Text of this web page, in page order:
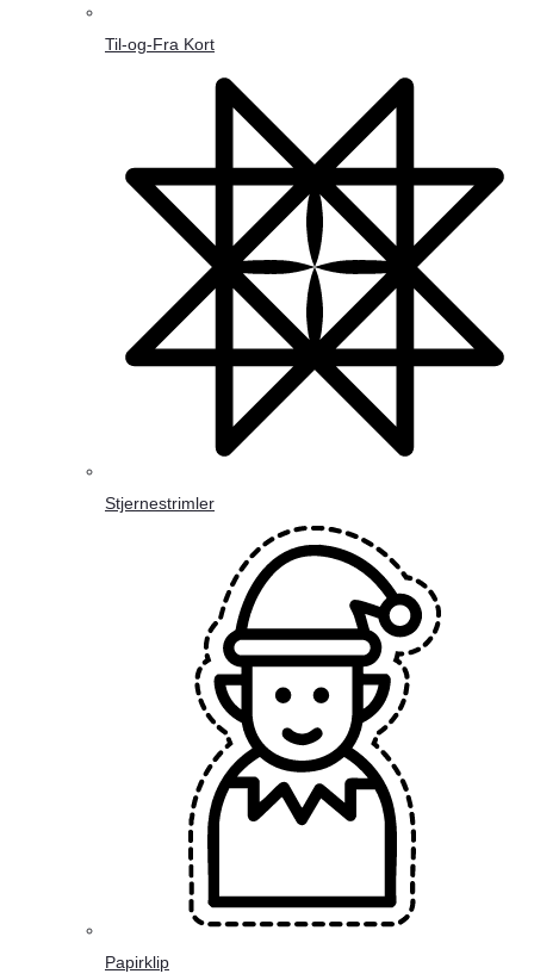
Til-og-Fra Kort
Stjernestrimler
Papirklip